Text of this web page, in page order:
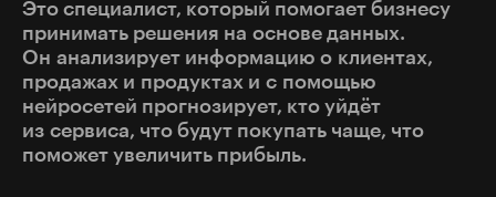
Это специалист, который помогает бизнесу
принимать решения на основе данных.
Он анализирует информацию о клиентах,
продажах и продуктах и с помощью
нейросетей прогнозирует, кто уйдёт
из сервиса, что будут покупать чаще, что
поможет увеличить прибыль.